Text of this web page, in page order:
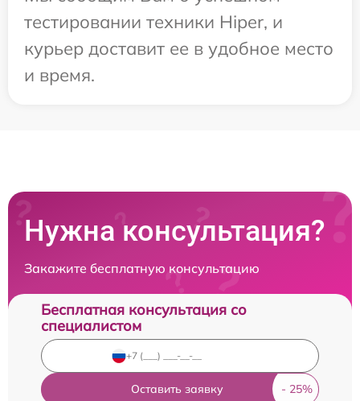
тестировании техники Hiper, и
курьер доставит ее в удобное место
и время.
Нужна консультация?
Закажите бесплатную консультацию
Бесплатная консультация со
специалистом
Оставить заявку